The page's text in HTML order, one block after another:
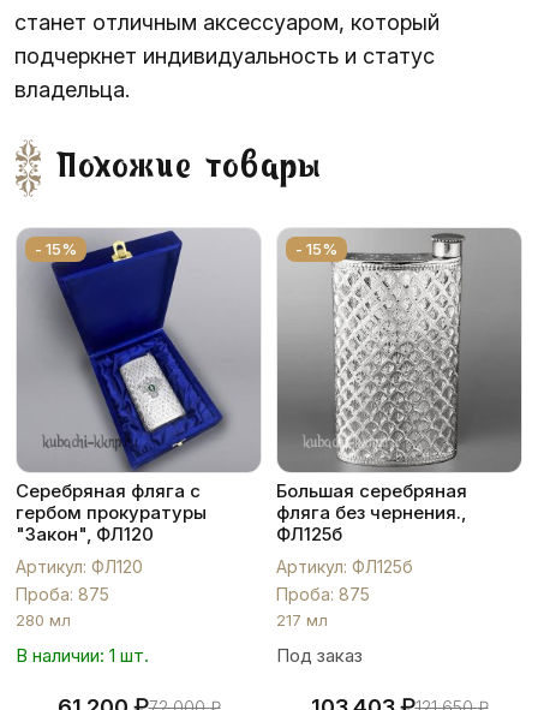
станет отличным аксессуаром, который
подчеркнет индивидуальность и статус
владельца.
Похожие товары
- 15%
Серебряная фляга с
гербом прокуратуры
"Закон", ФЛ120
Артикул: ФЛ120
Проба: 875
280 мл
В наличии: 1 шт.
- 15%
Большая серебряная
фляга без чернения.,
ФЛ125б
Артикул: ФЛ125б
Проба: 875
217 мл
Под заказ